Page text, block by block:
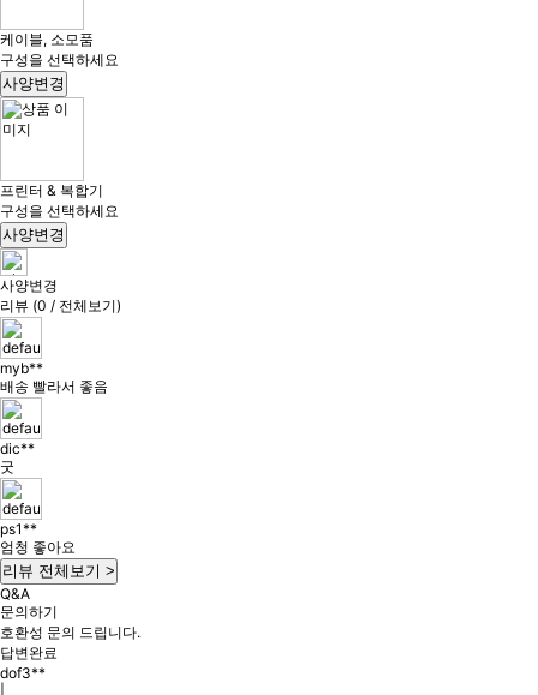
케이블, 소모품
구성을 선택하세요
사양변경
프린터 & 복합기
구성을 선택하세요
사양변경
사양변경
리뷰 (0 / 전체보기)
myb**
배송 빨라서 좋음
dic**
굿
ps1**
엄청 좋아요
리뷰 전체보기 >
Q&A
문의하기
호환성 문의 드립니다.
답변완료
dof3**